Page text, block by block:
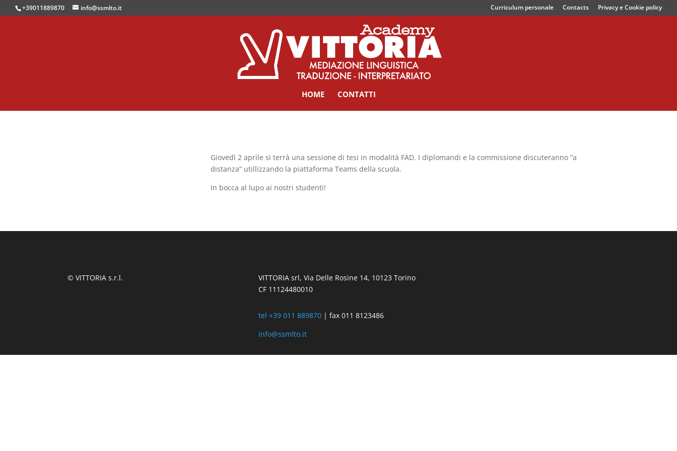
+39011889870 info@ssmlto.it Curriculum personale Contacts Privacy e Cookie policy
HOME CONTATTI
Giovedì 2 aprile si terrà una sessione di tesi in modalità FAD. I diplomandi e la commissione discuteranno “a
distanza” utillizzando la piattaforma Teams della scuola.
In bocca al lupo ai nostri studenti!
© VITTORIA s.r.l.
VITTORIA srl, Via Delle Rosine 14, 10123 Torino
CF 11124480010
tel +39 011 889870| fax 011 8123486
info@ssmlto.it